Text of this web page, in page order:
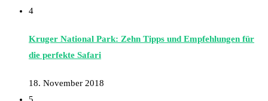
4
Kruger National Park: Zehn Tipps und Empfehlungen für
die perfekte Safari
18. November 2018
5